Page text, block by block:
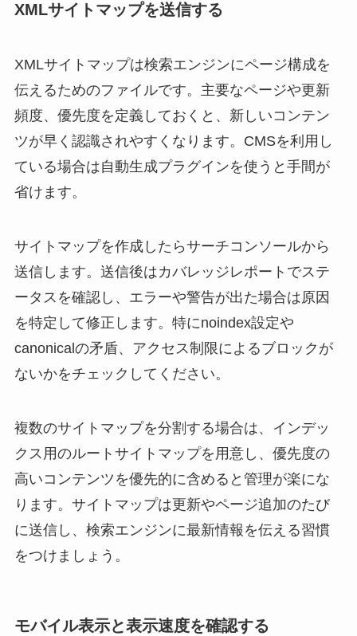
XMLサイトマップを送信する
XMLサイトマップは検索エンジンにページ構成を
伝えるためのファイルです。主要なページや更新
頻度、優先度を定義しておくと、新しいコンテン
ツが早く認識されやすくなります。CMSを利用し
ている場合は自動生成プラグインを使うと手間が
省けます。
サイトマップを作成したらサーチコンソールから
送信します。送信後はカバレッジレポートでステ
ータスを確認し、エラーや警告が出た場合は原因
を特定して修正します。特にnoindex設定や
canonicalの矛盾、アクセス制限によるブロックが
ないかをチェックしてください。
複数のサイトマップを分割する場合は、インデッ
クス用のルートサイトマップを用意し、優先度の
高いコンテンツを優先的に含めると管理が楽にな
ります。サイトマップは更新やページ追加のたび
に送信し、検索エンジンに最新情報を伝える習慣
をつけましょう。
モバイル表示と表示速度を確認する